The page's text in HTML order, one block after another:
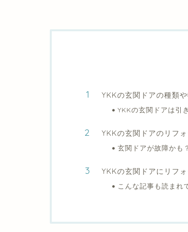
YKKの玄関ドアの種類
YKKの玄関ドアは引
YKKの玄関ドアのリフ
玄関ドアが故障かも
YKKの玄関ドアにリフ
こんな記事も読まれ